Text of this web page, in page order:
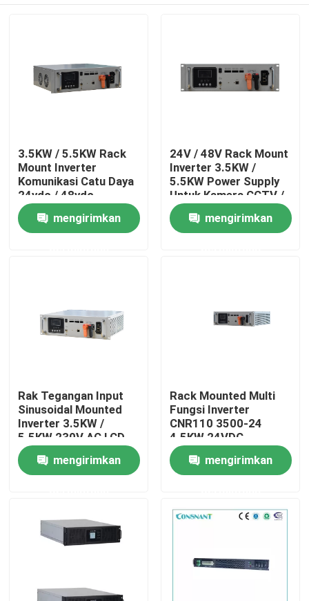
Rumah
Produk
Rack Mount Power Supply
Telecom Power Supply
Sistem Penyimpanan Energi
Paket Baterai Botol Lithium
3.5KW / 5.5KW Rack
Mount Inverter
Komunikasi Catu Daya
24vdc / 48vdc
mengirimkan
24V / 48V Rack Mount
Inverter 3.5KW /
5.5KW Power Supply
Untuk Kamera CCTV /
Telecom
mengirimkan
Rak Tegangan Input
Sinusoidal Mounted
Inverter 3.5KW /
5.5KW 230V AC LCD
Display
mengirimkan
Rack Mounted Multi
Fungsi Inverter
CNR110 3500-24
4.5KW 24VDC
mengirimkan